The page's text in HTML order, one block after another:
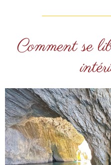
Comment se